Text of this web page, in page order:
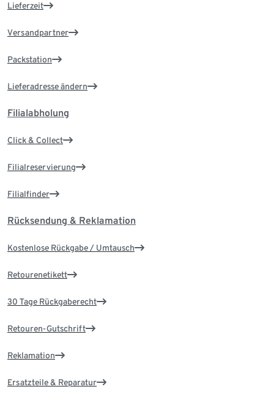
Lieferzeit
Versandpartner
Packstation
Lieferadresse ändern
Filialabholung
Click & Collect
Filialreservierung
Filialfinder
Rücksendung & Reklamation
Kostenlose Rückgabe / Umtausch
Retourenetikett
30 Tage Rückgaberecht
Retouren-Gutschrift
Reklamation
Ersatzteile & Reparatur